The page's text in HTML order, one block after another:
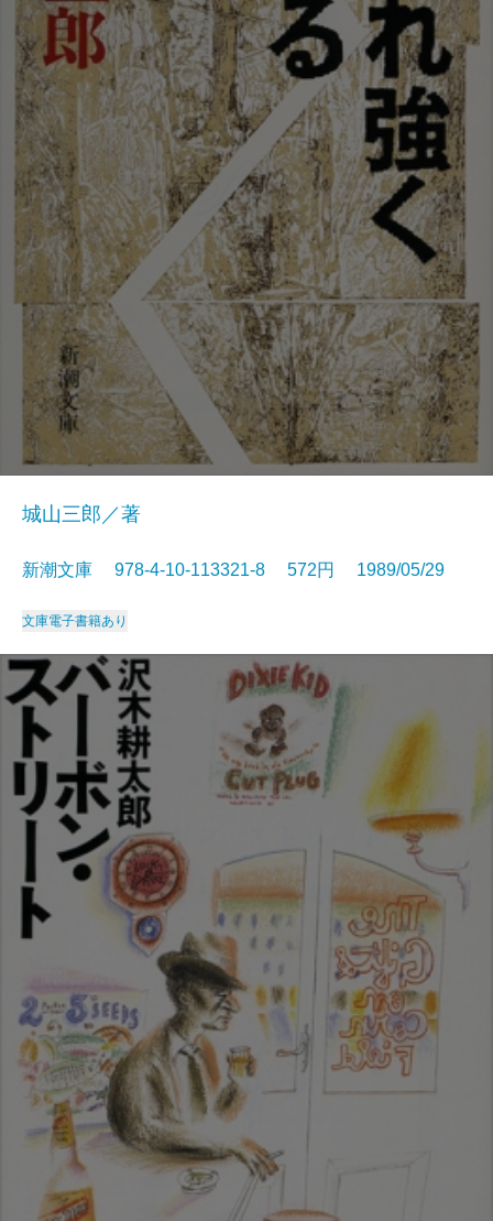
城山三郎／著
新潮文庫 978-4-10-113321-8 572円 1989/05/29
文庫電子書籍あり